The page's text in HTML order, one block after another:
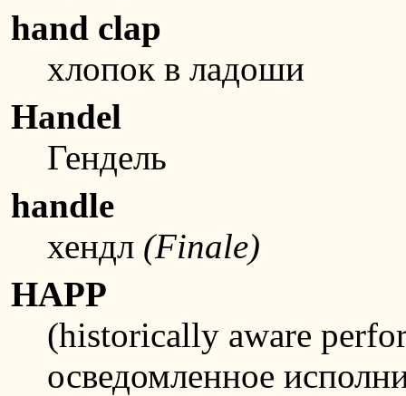
hand clap
хлопок в ладоши
Handel
Гендель
handle
хендл (Finale)
HAPP
(historically aware
осведомленное